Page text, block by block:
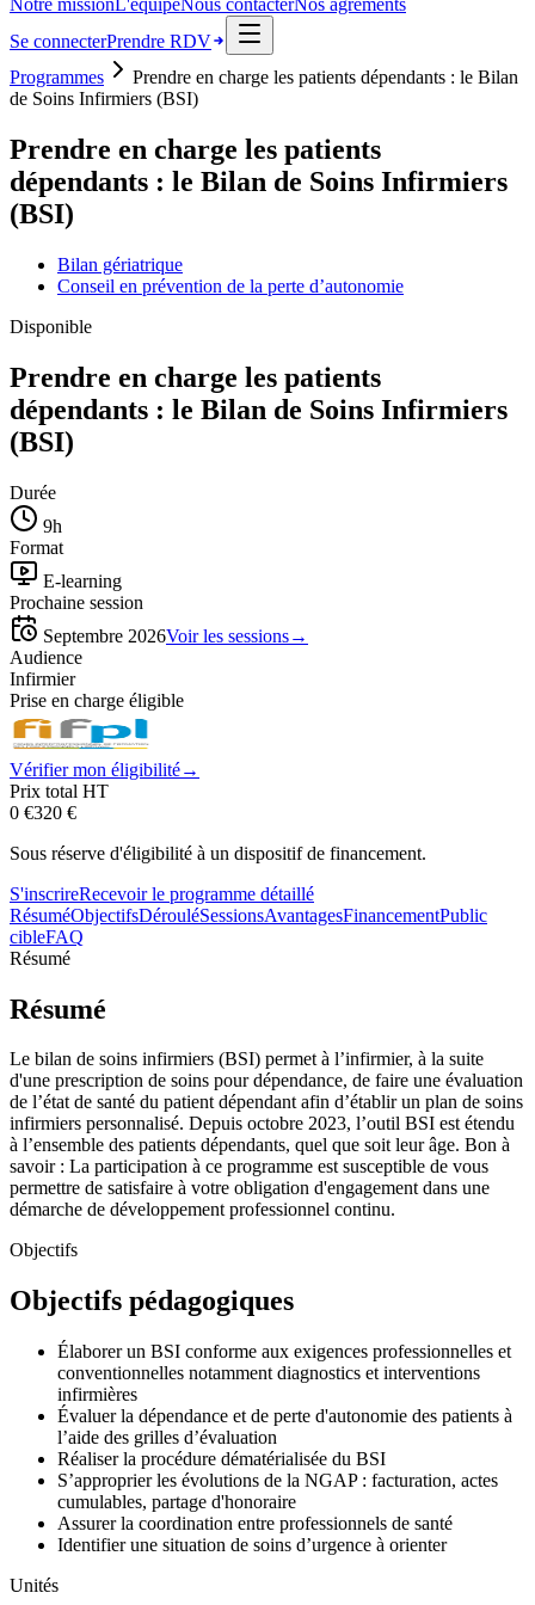
Notre missionL'équipeNous contacterNos agréments
Se connecterPrendre RDV
Programmes
Prendre en charge les patients dépendants : le Bilan
de Soins Infirmiers (BSI)
Prendre en charge les patients
dépendants : le Bilan de Soins Infirmiers
(BSI)
Bilan gériatrique
Conseil en prévention de la perte d’autonomie
Disponible
Prendre en charge les patients
dépendants : le Bilan de Soins Infirmiers
(BSI)
Durée
9h
Format
E-learning
Prochaine session
Septembre 2026Voir les sessions→
Audience
Infirmier
Prise en charge éligible
Vérifier mon éligibilité→
Prix total HT
0 €320 €
Sous réserve d'éligibilité à un dispositif de financement.
S'inscrireRecevoir le programme détaillé
RésuméObjectifsDérouléSessionsAvantagesFinancementPublic
cibleFAQ
Résumé
Résumé
Le bilan de soins infirmiers (BSI) permet à l’infirmier, à la suite
d'une prescription de soins pour dépendance, de faire une évaluation
de l’état de santé du patient dépendant afin d’établir un plan de soins
infirmiers personnalisé. Depuis octobre 2023, l’outil BSI est étendu
à l’ensemble des patients dépendants, quel que soit leur âge. Bon à
savoir : La participation à ce programme est susceptible de vous
permettre de satisfaire à votre obligation d'engagement dans une
démarche de développement professionnel continu.
Objectifs
Objectifs pédagogiques
Élaborer un BSI conforme aux exigences professionnelles et
conventionnelles notamment diagnostics et interventions
infirmières
Évaluer la dépendance et de perte d'autonomie des patients à
l’aide des grilles d’évaluation
Réaliser la procédure dématérialisée du BSI
S’approprier les évolutions de la NGAP : facturation, actes
cumulables, partage d'honoraire
Assurer la coordination entre professionnels de santé
Identifier une situation de soins d’urgence à orienter
Unités